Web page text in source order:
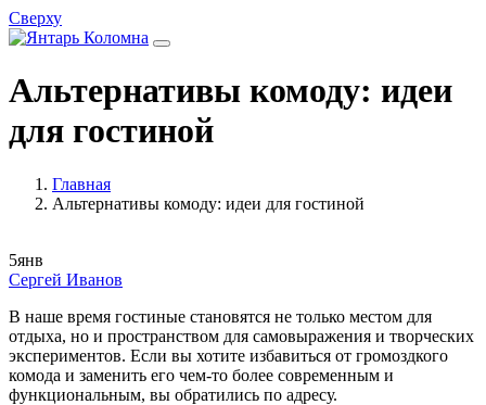
Сверху
Альтернативы комоду: идеи
для гостиной
Главная
Альтернативы комоду: идеи для гостиной
5янв
Сергей Иванов
В наше время гостиные становятся не только местом для
отдыха, но и пространством для самовыражения и творческих
экспериментов. Если вы хотите избавиться от громоздкого
комода и заменить его чем-то более современным и
функциональным, вы обратились по адресу.